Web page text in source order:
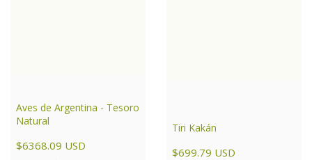
Aves de Argentina - Tesoro
Natural
$6368.09 USD
Tiri Kakán
$699.79 USD